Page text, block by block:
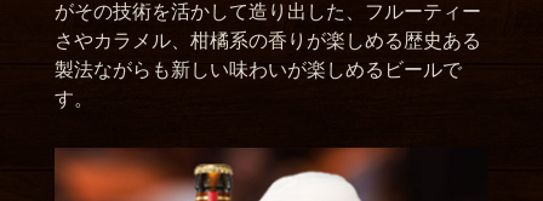
がその技術を活かして造り出した、 フルーティー
さやカラメル、柑橘系の香りが楽しめる歴史ある
製法ながらも新しい味わいが楽しめるビールで
す。